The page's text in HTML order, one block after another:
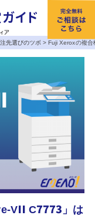
先選びのツボ >Fuji Xeroxの複合
VII C7773」は